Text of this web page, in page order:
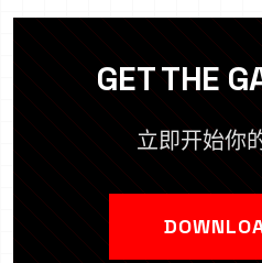
GET THE
立即开始你